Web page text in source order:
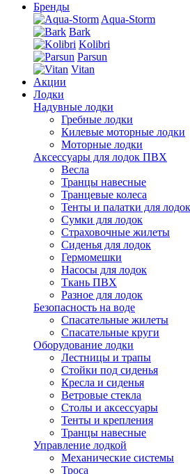
Бренды
Aqua-Storm
Bark
Kolibri
Parsun
Vitan
Акции
Лодки
Надувные лодки
Гребные лодки
Килевые моторные лодки
Моторные лодки
Аксессуары для лодок ПВХ
Весла
Транцы навесные
Транцевые колеса
Тенты и палатки для лодок
Сумки для лодок
Страховочные жилеты
Сиденья для лодок
Гермомешки
Насосы для лодок
Ткань ПВХ
Разное для лодок
Безопасность на воде
Спасательные жилеты
Спасательные круги
Оборудование лодки
Лестницы и трапы
Стойки под сиденья
Кресла и сиденья
Ветровые стекла
Столы и аксессуары
Тенты и крепления
Транцы навесные
Управление лодкой
Механические системы
Троса